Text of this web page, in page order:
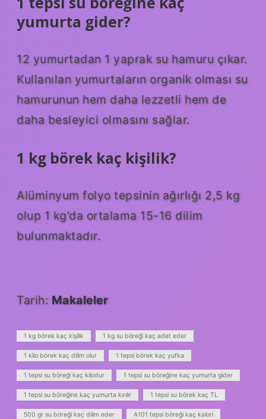
yumurta gider?
12 yumurtadan 1 yaprak su hamuru çıkar.
Kullanılan yumurtaların organik olması su
hamurunun hem daha lezzetli hem de
daha besleyici olmasını sağlar.
1 kg börek kaç kişilik?
Alüminyum folyo tepsinin ağırlığı 2,5 kg
olup 1 kg’da ortalama 15-16 dilim
bulunmaktadır.
Tarih: Makaleler
1 kg börek kaç kişilik 1 kg su böreği kaç adet eder
1 kilo börek kaç dilim olur 1 tepsi börek kaç yufka
1 tepsi su böreği kaç kilodur 1 tepsi su böreğine kaç yumurta gider
1 tepsi su böreğine kaç yumurta kırılır 1 tepsi su börek kaç TL
500 gr su böreği kaç dilim eder A101 tepsi böreği kaç kalori